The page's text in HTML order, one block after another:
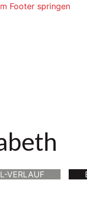
Footer springen
VERLAUF